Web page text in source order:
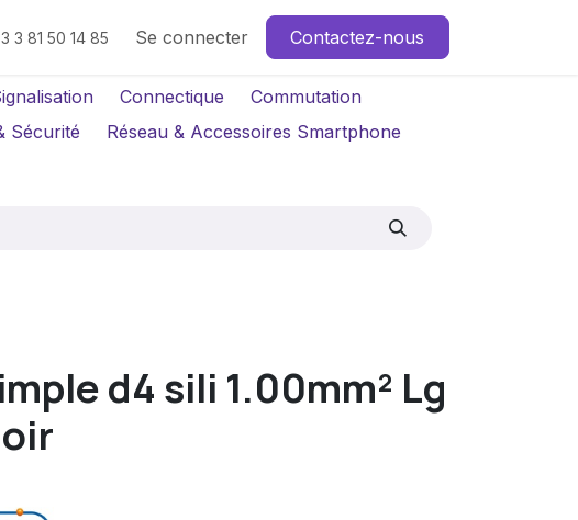
3 81 50 14 85 Se connecter Contactez-nous
Connectique
Commutation
Sécurité
Réseau & Accessoires Smartphone
d4 sili 1.00mm² Lg